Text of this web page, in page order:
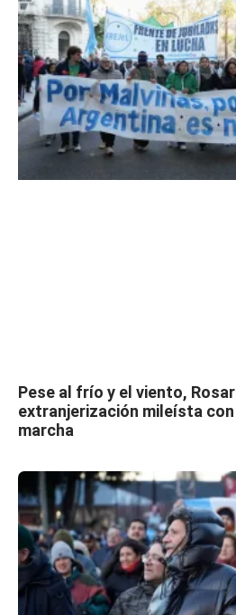
Pese al frío y el viento,
extranjerización mileísta
marcha